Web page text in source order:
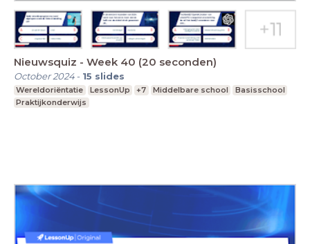
Nieuwsquiz - Week 40 (20 seconden)
October 2024- 15 slides
Wereldoriëntatie LessonUp +7 Middelbare school
Basisschool
Praktijkonderwijs